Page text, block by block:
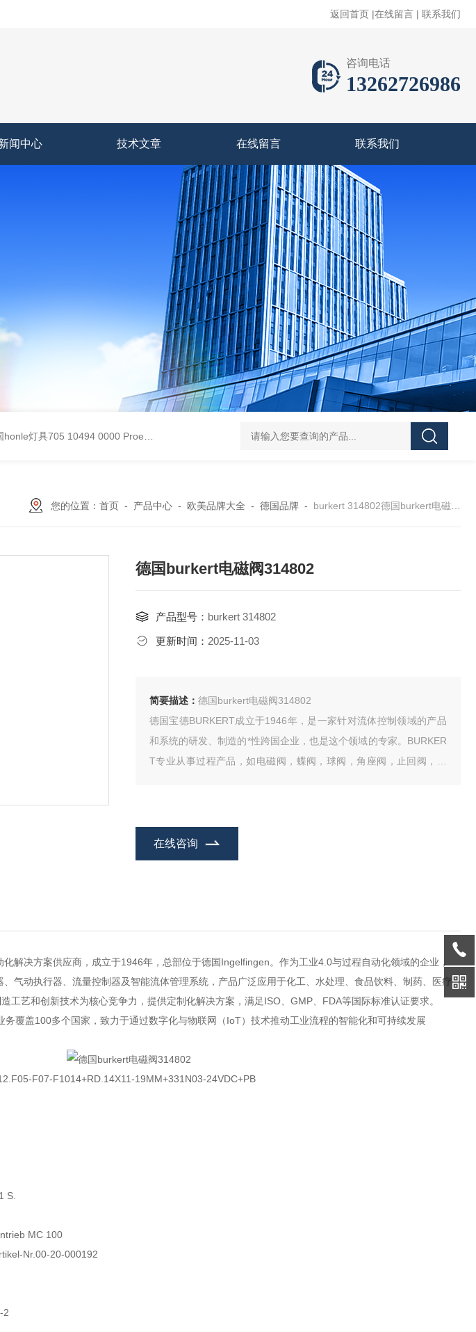
返回首页 |在线留言 | 联系我们
咨询电话
13262726986
闻中心 技术文章 在线留言 联系我们
honle灯具705 10494 0000 Proemion wireless 4001德国Proemion模块CANlink wireless 4001 asutec ASU-
您的位置： 首页- 产品中心- 欧美品牌大全 - 德国品牌 - burkert 314802德国burkert电磁阀314802
德国burkert电磁阀314802
产品型号： burkert 314802
更新时间： 2025-11-03
简要描述： 德国burkert电磁阀314802
德国宝德BURKERT成立于1946年，是一家针对流体控制领域的产品
和系统的研发、制造的*性跨国企业，也是这个领域的专家。BURKER
T专业从事过程产品，如电磁阀，蝶阀，球阀，角座阀，止回阀，过
在线咨询
解决方案供应商，成立于1946年，总部位于德国Ingelfingen。作为工业4.0与过程自动化领域的企业，
气动执行器、流量控制器及智能流体管理系统，产品广泛应用于化工、水处理、食品饮料、制药、医疗
工艺和创新技术为核心竞争力，提供定制化解决方案，满足ISO、GMP、FDA等国际标准认证要求。
覆盖100多个国家，致力于通过数字化与物联网（IoT）技术推动工业流程的智能化和可持续发展
F07-F1014+RD.14X11-19MM+331N03-24VDC+PB
S.
MC 100
Nr.00-20-000192
2